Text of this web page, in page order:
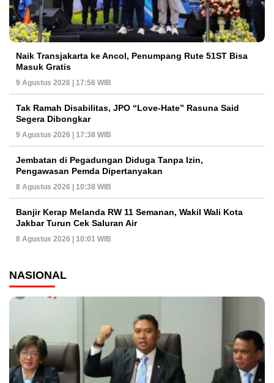
Naik Transjakarta ke Ancol, Penumpang Rute 51ST Bisa
Masuk Gratis
9 Agustus 2026 | 17:56 WIB
Tak Ramah Disabilitas, JPO “Love-Hate” Rasuna Said
Segera Dibongkar
9 Agustus 2026 | 17:38 WIB
Jembatan di Pegadungan Diduga Tanpa Izin,
Pengawasan Pemda Dipertanyakan
8 Agustus 2026 | 10:38 WIB
Banjir Kerap Melanda RW 11 Semanan, Wakil Wali Kota
Jakbar Turun Cek Saluran Air
8 Agustus 2026 | 10:01 WIB
NASIONAL